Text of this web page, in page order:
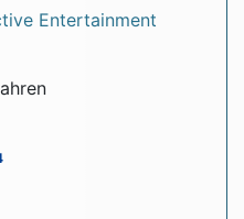
Entertainment